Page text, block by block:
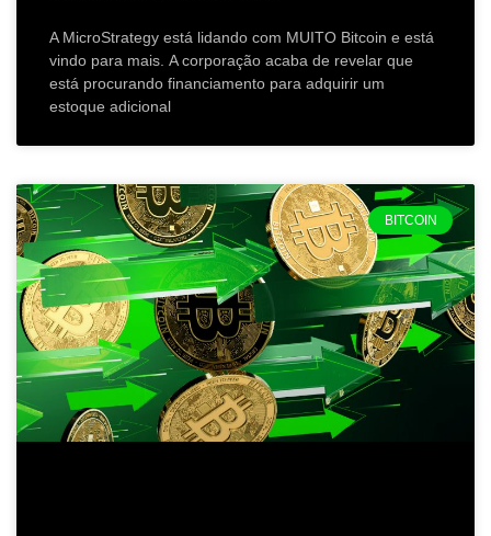
A MicroStrategy está lidando com MUITO Bitcoin e está
vindo para mais. A corporação acaba de revelar que
está procurando financiamento para adquirir um
estoque adicional
BITCOIN